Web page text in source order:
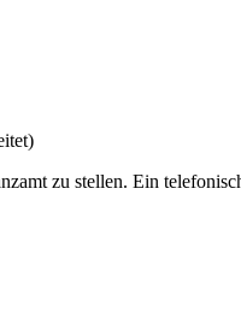
zu stellen. Ein